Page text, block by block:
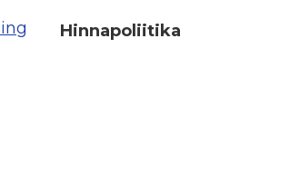
Hinnapoliitika